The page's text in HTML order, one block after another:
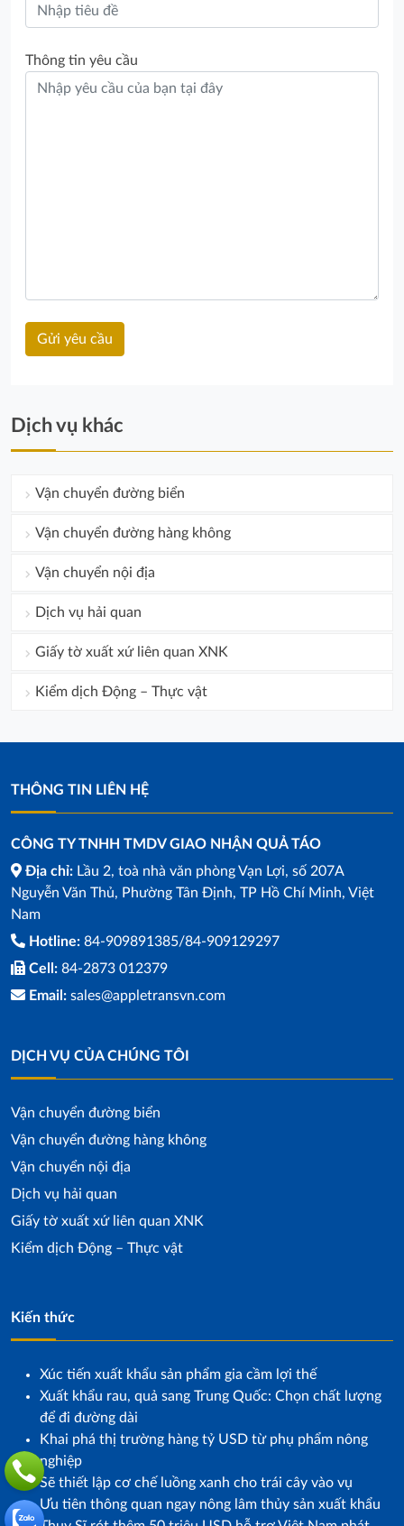
Thông tin yêu cầu
Dịch vụ khác
Vận chuyển đường biển
Vận chuyển đường hàng không
Vận chuyển nội địa
Dịch vụ hải quan
Giấy tờ xuất xứ liên quan XNK
Kiểm dịch Động – Thực vật
THÔNG TIN LIÊN HỆ
CÔNG TY TNHH TMDV GIAO NHẬN QUẢ TÁO
Địa chỉ: Lầu 2, toà nhà văn phòng Vạn Lợi, số 207A
Nguyễn Văn Thủ, Phường Tân Định, TP Hồ Chí Minh, Việt
Nam
Hotline: 84-909891385/84-909129297
Cell: 84-2873 012379
Email: sales@appletransvn.com
DỊCH VỤ CỦA CHÚNG TÔI
Vận chuyển đường biển
Vận chuyển đường hàng không
Vận chuyển nội địa
Dịch vụ hải quan
Giấy tờ xuất xứ liên quan XNK
Kiểm dịch Động – Thực vật
Kiến thức
Xúc tiến xuất khẩu sản phẩm gia cầm lợi thế
Xuất khẩu rau, quả sang Trung Quốc: Chọn chất lượng
để đi đường dài
Khai phá thị trường hàng tỷ USD từ phụ phẩm nông
nghiệp
Sẽ thiết lập cơ chế luồng xanh cho trái cây vào vụ
Ưu tiên thông quan ngay nông lâm thủy sản xuất khẩu